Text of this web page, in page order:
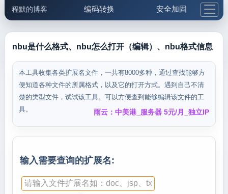
程默的博客 编码转换 安全加固
邮件工具 生活便民 更多工具
5.1支付宝大红包
nbu是什么格式、nbu怎么打开（编辑）、nbu格式信息
本工具收集各类扩展名文件，一共有8000多种，通过查找能够方
便知道各种文件的所属格式，以及它的打开方式。遇到自己不清
楚的类型文件，试试该工具。可以方便查到能够编辑该文件的工
具。
雨云：中美港_服务器 5元/月_独立IP
输入需要查询的扩展名: